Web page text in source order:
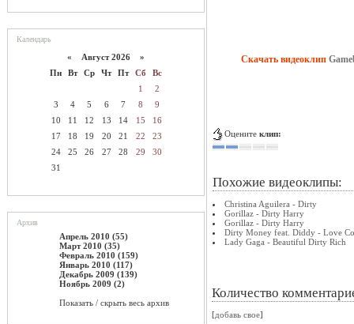
Календарь
« Август 2026 »
Пн
Вт Ср Чт Пт Сб
Вс
1
2
3
4 5 6 7 8
9
10
11 12 13 14 15
16
17
18 19 20 21 22
23
24
25 26 27 28 29
30
31
Архив
Апрель 2010 (55)
Март 2010 (35)
Февраль 2010 (159)
Январь 2010 (117)
Декабрь 2009 (139)
Ноябрь 2009 (2)
Показать / скрыть весь архив
Скачать видеоклип
Оцените клип:
Похожие видеоклипы:
Christina Aguilera - Dirty
Gorillaz - Dirty Harry
Gorillaz - Dirty Harry
Dirty Money feat. Diddy - Love
Lady Gaga - Beautiful Dirty Rich
Количество
[добавь свое]